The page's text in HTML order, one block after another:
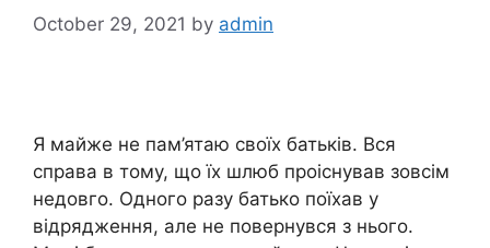
October 29, 2021 by admin
Я майже не пам’ятаю своїх батьків. Вся
справа в тому, що їх шлюб проіснував зовсім
недовго. Одного разу батько поїхав у
відрядження, але не повернувся з нього.